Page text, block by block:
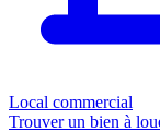
Local commercial
Trouver un bien à